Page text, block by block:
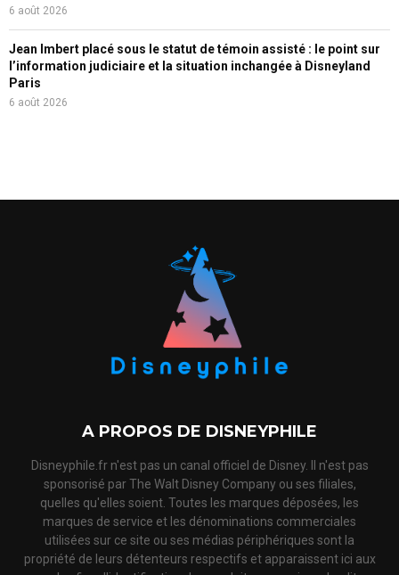
6 août 2026
Jean Imbert placé sous le statut de témoin assisté : le point sur
l’information judiciaire et la situation inchangée à Disneyland
Paris
6 août 2026
A PROPOS DE DISNEYPHILE
Disneyphile.fr n'est pas un canal officiel de Disney. Il n'est pas
sponsorisé par The Walt Disney Company ou ses filiales,
quelles qu'elles soient. Toutes les marques déposées, les
marques de service et les dénominations commerciales
utilisées sur ce site ou ses médias périphériques sont la
propriété de leurs détenteurs respectifs et apparaissent ici aux